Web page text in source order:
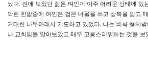
났다. 전에 보았던 젊은 여인이 아주 어려운 상태에 있
악한 한밤중에 여인은 검은 너울을 쓰고 상복을 입고
거대한 나무아래서 기도하고 있었다. 나는 비록 형체
나 교회임을 알아보았고 매우 고통스러워하는 것을 보